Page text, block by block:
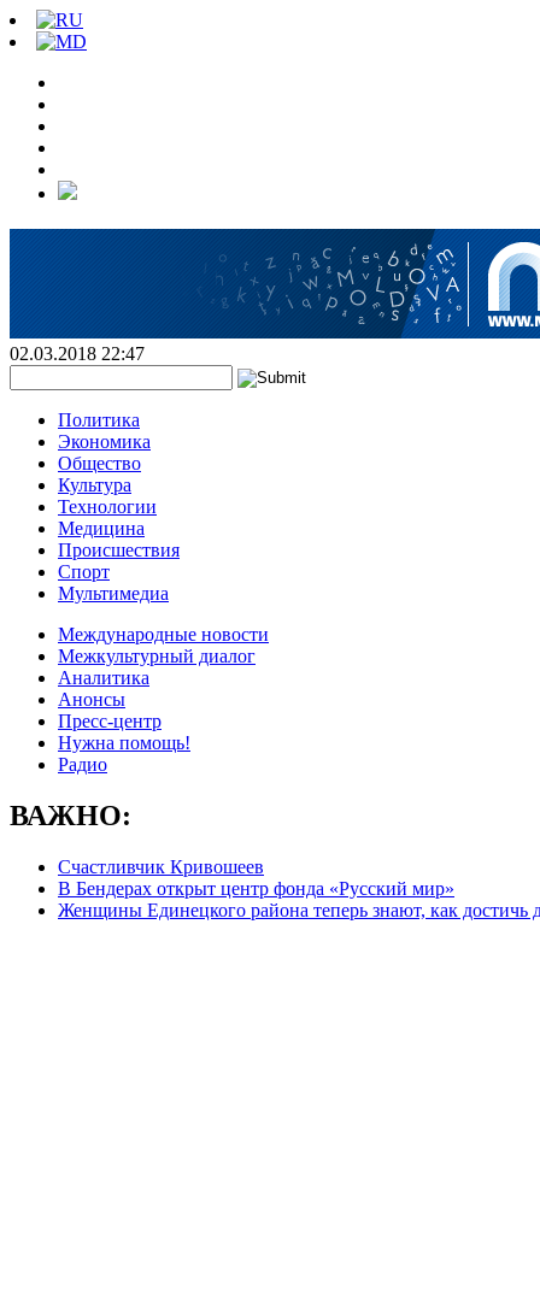
02.03.2018 22:47
Политика
Экономика
Общество
Культура
Технологии
Медицина
Происшествия
Спорт
Мультимедиа
Международные новости
Межкультурный диалог
Аналитика
Анонсы
Пресс-центр
Нужна помощь!
Радио
ВАЖНО:
Счастливчик Кривошеев
В Бендерах открыт центр фонда «Русский мир»
Женщины Единецкого района теперь знают, как достичь